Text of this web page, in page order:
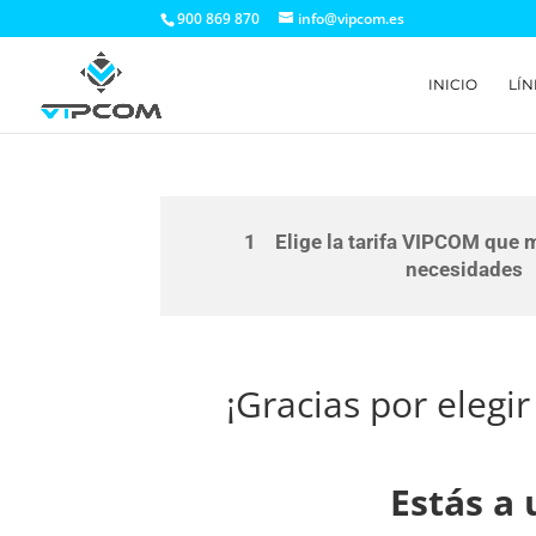
900 869 870 info@vipcom.es
INICIO
1 Elige la tarifa VIPCOM que
necesidades
¡Gracias por
Estás a